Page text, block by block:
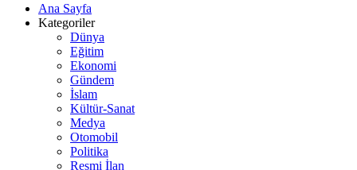
Ana Sayfa
Kategoriler
Dünya
Eğitim
Ekonomi
Gündem
İslam
Kültür-Sanat
Medya
Otomobil
Politika
Resmi İlan